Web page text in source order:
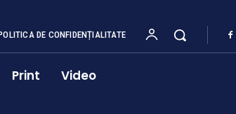
DE CONFIDENȚIALITATE
Print Video